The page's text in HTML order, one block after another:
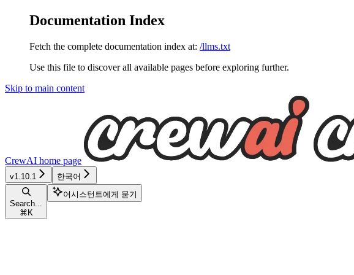
Documentation Index
Fetch the complete documentation index at: /llms.txt
Use this file to discover all available pages before exploring further.
Skip to main content
CrewAI home page
v1.10.1 한국어
Search...
⌘ K
어시스턴트에게 묻기